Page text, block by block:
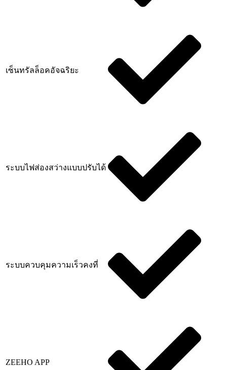
เซ็นทรัลล็อคอัจฉริยะ
ระบบไฟส่องสว่างแบบปรับได้
ระบบควบคุมความเร็วคงที่
ZEEHO APP